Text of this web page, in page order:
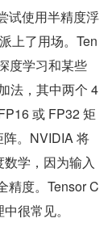
试使用半精度浮
上了用场。Ten
度学习和某些
法，其中两个 4
或 FP32 矩
。NVIDIA 将
学，因为输入
精度。Tensor C
很常见。